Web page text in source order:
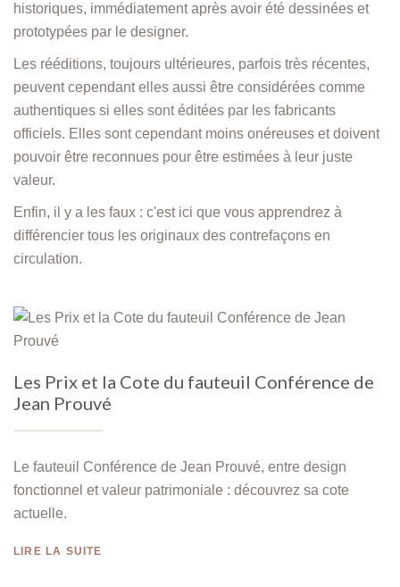
historiques, immédiatement après avoir été dessinées et
prototypées par le designer.
Les rééditions, toujours ultérieures, parfois très récentes,
peuvent cependant elles aussi être considérées comme
authentiques si elles sont éditées par les fabricants
officiels. Elles sont cependant moins onéreuses et doivent
pouvoir être reconnues pour être estimées à leur juste
valeur.
Enfin, il y a les faux : c'est ici que vous apprendrez à
différencier tous les originaux des contrefaçons en
circulation.
Les Prix et la Cote du fauteuil Conférence de
Jean Prouvé
Le fauteuil Conférence de Jean Prouvé, entre design
fonctionnel et valeur patrimoniale : découvrez sa cote
actuelle.
LIRE LA SUITE